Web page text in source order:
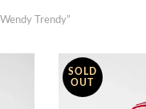
Trendy”
SOLD
OUT